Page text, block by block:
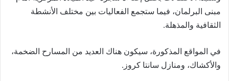
مبنى البرلمان، فيما ستجمع الفعاليات بين مختلف الأنشطة
الثقافية والمذهلة.
في المواقع المذكورة، سيكون هناك العديد من المسارح الضخمة،
والأكشاك، ومنازل سانتا كروز.